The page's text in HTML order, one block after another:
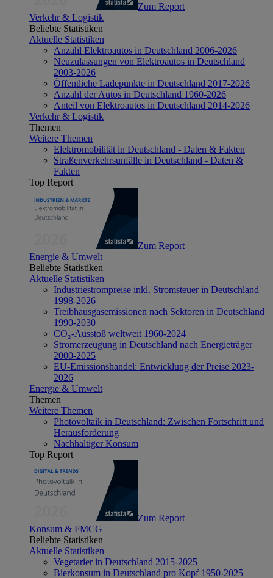
Zum Report
Verkehr & Logistik
Beliebte Statistiken
Aktuelle Statistiken
Anzahl Elektroautos in Deutschland 2006-2026
Neuzulassungen von Elektroautos in Deutschland
2003-2026
Öffentliche Ladepunkte in Deutschland 2017-2026
Anzahl der Autos in Deutschland 1960-2026
Anteil von Elektroautos in Deutschland 2014-2026
Verkehr & Logistik
Themen
Weitere Themen
Elektromobilität in Deutschland - Daten & Fakten
Straßenverkehrsunfälle in Deutschland - Daten &
Fakten
Top Report
Zum Report
Energie & Umwelt
Beliebte Statistiken
Aktuelle Statistiken
Industriestrompreise inkl. Stromsteuer in Deutschland
1998-2026
Treibhausgasemissionen nach Sektoren in Deutschland
1990-2030
CO₂-Ausstoß weltweit 1960-2024
Stromerzeugung in Deutschland nach Energieträger
2000-2025
EU-Emissionshandel: Entwicklung der Preise 2023-
2026
Energie & Umwelt
Themen
Weitere Themen
Photovoltaik in Deutschland: Zwischen Fortschritt und
Herausforderung
Nachhaltiger Konsum
Top Report
Zum Report
Konsum & FMCG
Beliebte Statistiken
Aktuelle Statistiken
Vegetarier in Deutschland 2015-2025
Bierkonsum in Deutschland pro Kopf 1950-2025